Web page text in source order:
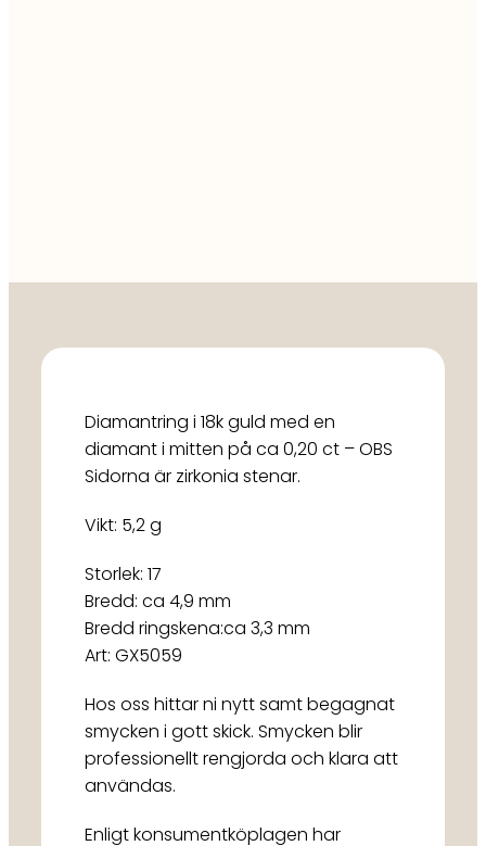
Diamantring i 18k guld med en
diamant i mitten på ca 0,20 ct – OBS
Sidorna är zirkonia stenar.
Vikt: 5,2 g
Storlek: 17
Bredd: ca 4,9 mm
Bredd ringskena:ca 3,3 mm
Art: GX5059
Hos oss hittar ni nytt samt begagnat
smycken i gott skick. Smycken blir
professionellt rengjorda och klara att
användas.
Enligt konsumentköplagen har